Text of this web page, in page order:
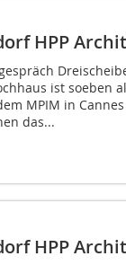
HPP
ist soeben
MPIM in
das...
HPP